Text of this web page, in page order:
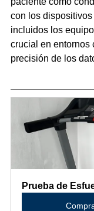
con los
incluidos los
crucial en entornos
precisión de los
Prueba de